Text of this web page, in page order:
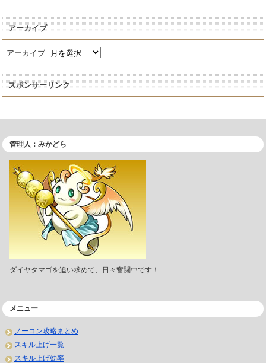
アーカイブ
アーカイブ
スポンサーリンク
管理人：みかどら
ダイヤタマゴを追い求めて、日々奮闘中です！
メニュー
ノーコン攻略まとめ
スキル上げ一覧
スキル上げ効率